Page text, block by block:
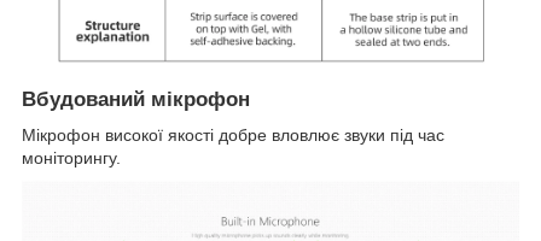
Вбудований мікрофон
Мікрофон високої якості добре вловлює звуки під час
моніторингу.